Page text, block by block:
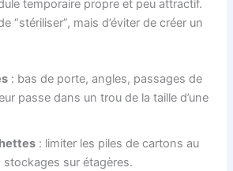
temporaire propre et peu attractif.
“stériliser”, mais d’éviter de créer un
: bas de porte, angles, passages de
passe dans un trou de la taille d’une
: limiter les piles de cartons au
stockages sur étagères.